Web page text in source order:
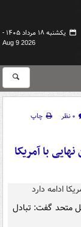
یکشنبه ۱۸ مرداد ۱۴۰۵ -
Aug 9 2026
۰ نظر
چاپ
با آمریکا
متحد گفت: تبادل